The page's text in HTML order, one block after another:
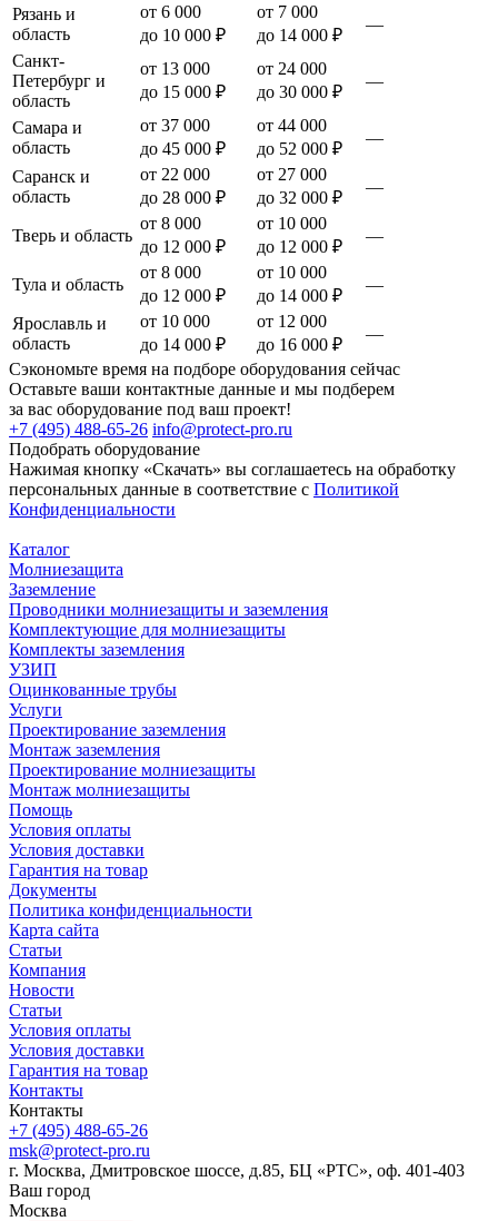
Рязань и
область
от 6 000
до 10 000 ₽
от 7 000
до 14 000 ₽
—
Санкт-
Петербург и
область
от 13 000
до 15 000 ₽
от 24 000
до 30 000 ₽
—
Самара и
область
от 37 000
до 45 000 ₽
от 44 000
до 52 000 ₽
—
Саранск и
область
от 22 000
до 28 000 ₽
от 27 000
до 32 000 ₽
—
Тверь и область
от 8 000
до 12 000 ₽
от 10 000
до 12 000 ₽
—
Тула и область
от 8 000
до 12 000 ₽
от 10 000
до 14 000 ₽
—
Ярославль и
область
от 10 000
до 14 000 ₽
от 12 000
до 16 000 ₽
—
Сэкономьте время на подборе оборудования сейчас
Оставьте ваши контактные данные и мы подберем
за вас оборудование под ваш проект!
+7 (495) 488-65-26 info@protect-pro.ru
Подобрать оборудование
Нажимая кнопку «Скачать» вы соглашаетесь на обработку
персональных данные в соответствие с Политикой
Конфиденциальности
Каталог
Молниезащита
Заземление
Проводники молниезащиты и заземления
Комплектующие для молниезащиты
Комплекты заземления
УЗИП
Оцинкованные трубы
Услуги
Проектирование заземления
Монтаж заземления
Проектирование молниезащиты
Монтаж молниезащиты
Помощь
Условия оплаты
Условия доставки
Гарантия на товар
Документы
Политика конфиденциальности
Карта сайта
Статьи
Компания
Новости
Статьи
Условия оплаты
Условия доставки
Гарантия на товар
Контакты
Контакты
+7 (495) 488-65-26
msk@protect-pro.ru
г. Москва, Дмитровское шоссе, д.85, БЦ «РТС», оф. 401-403
Ваш город
Москва